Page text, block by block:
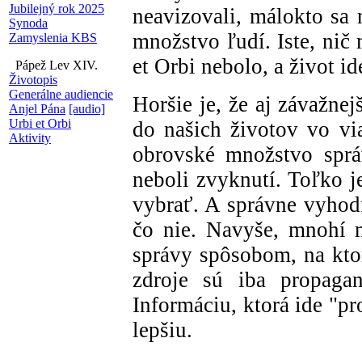
Jubilejný rok 2025
Synoda
Zamyslenia KBS
Pápež Lev XIV.
Životopis
Generálne audiencie
Anjel Pána [audio]
Urbi et Orbi
Aktivity
neavizovali, málokto
množstvo ľudí. Iste, nič
et Orbi nebolo, a život
Horšie je, že aj
do našich životov vo
obrovské množstvo
neboli zvyknutí. Toľko
vybrať. A správne
čo nie. Navyše, mnohí
správy spôsobom, na
zdroje sú iba
Informáciu, ktorá ide
lepšiu.